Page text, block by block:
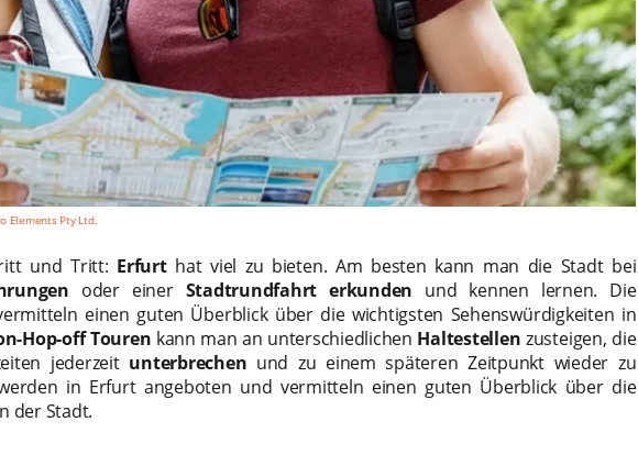
Elements Pty Ltd.
und Tritt: Erfurthat viel zu bieten. Am besten kann man die Stadt bei
oder einer Stadtrundfahrt erkunden und kennen lernen. Die
einen guten Überblick über die wichtigsten Sehenswürdigkeiten in
Hop-off Touren kann man an unterschiedlichen Haltestellen zusteigen, die
jederzeit unterbrechen und zu einem späteren Zeitpunkt wieder zu
in Erfurt angeboten und vermitteln einen guten Überblick über die
der Stadt.